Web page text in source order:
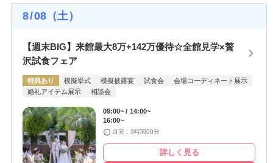
8/08 （土）
【週末BIG】来館最大8万+142万優待☆全館見学×贅
沢試食フェア
特典あり 模擬挙式 模擬披露宴 試食会
会場コーディネート展示
婚礼アイテム展示
相談会
09:00~
14:00~
16:00~
目安：3時間00分
詳しく見る